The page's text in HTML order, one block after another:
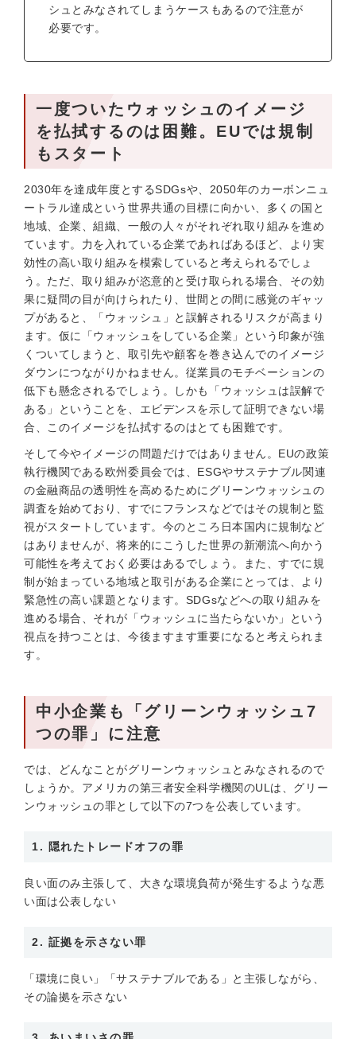
シュとみなされてしまうケースもあるので注意が
必要です。
一度ついたウォッシュのイメージ
を払拭するのは困難。EUでは規制
もスタート
2030年を達成年度とするSDGsや、2050年のカーボンニュ
ートラル達成という世界共通の目標に向かい、多くの国と
地域、企業、組織、一般の人々がそれぞれ取り組みを進め
ています。力を入れている企業であればあるほど、より実
効性の高い取り組みを模索していると考えられるでしょ
う。ただ、取り組みが恣意的と受け取られる場合、その効
果に疑問の目が向けられたり、世間との間に感覚のギャッ
プがあると、「ウォッシュ」と誤解されるリスクが高まり
ます。仮に「ウォッシュをしている企業」という印象が強
くついてしまうと、取引先や顧客を巻き込んでのイメージ
ダウンにつながりかねません。従業員のモチベーションの
低下も懸念されるでしょう。しかも「ウォッシュは誤解で
ある」ということを、エビデンスを示して証明できない場
合、このイメージを払拭するのはとても困難です。
そして今やイメージの問題だけではありません。EUの政策
執行機関である欧州委員会では、ESGやサステナブル関連
の金融商品の透明性を高めるためにグリーンウォッシュの
調査を始めており、すでにフランスなどではその規制と監
視がスタートしています。今のところ日本国内に規制など
はありませんが、将来的にこうした世界の新潮流へ向かう
可能性を考えておく必要はあるでしょう。また、すでに規
制が始まっている地域と取引がある企業にとっては、より
緊急性の高い課題となります。SDGsなどへの取り組みを
進める場合、それが「ウォッシュに当たらないか」という
視点を持つことは、今後ますます重要になると考えられま
す。
中小企業も「グリーンウォッシュ7
つの罪」に注意
では、どんなことがグリーンウォッシュとみなされるので
しょうか。アメリカの第三者安全科学機関のULは、グリー
ンウォッシュの罪として以下の7つを公表しています。
1. 隠れたトレードオフの罪
良い面のみ主張して、大きな環境負荷が発生するような悪
い面は公表しない
2. 証拠を示さない罪
「環境に良い」「サステナブルである」と主張しながら、
その論拠を示さない